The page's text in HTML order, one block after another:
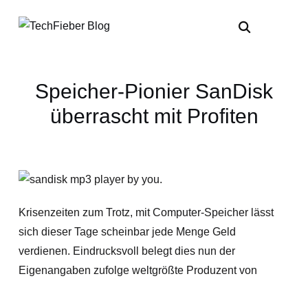
Speicher-Pionier SanDisk
überrascht mit Profiten
Krisenzeiten zum Trotz, mit Computer-Speicher lässt
sich dieser Tage scheinbar jede Menge Geld
verdienen. Eindrucksvoll belegt dies nun der
Eigenangaben zufolge weltgrößte Produzent von